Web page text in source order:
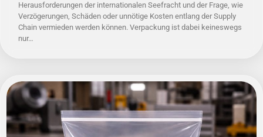
Herausforderungen der internationalen Seefracht und der Frage, wie
Verzögerungen, Schäden oder unnötige Kosten entlang der Supply
Chain vermieden werden können. Verpackung ist dabei keineswegs
nur…